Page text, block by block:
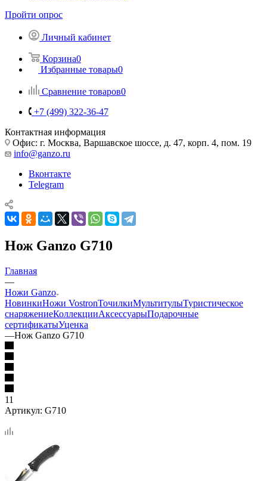
Пройти опрос
Личный кабинет
Корзина0
Избранные товары0
Сравнение товаров0
+7 (499) 322-36-47
Контактная информация
Офис: г. Москва, Варшавское шоссе, д. 47, корп. 4, пом. 19
info@ganzo.ru
Вконтакте
Telegram
Нож Ganzo G710
Главная
—
Ножи Ganzo
НовинкиНожи VostronТочилкиМультитулыТуристическое
снаряжениеКоллекцииАксессуарыПодарочные
сертификатыУценка
—Нож Ganzo G710
11
Артикул: G710